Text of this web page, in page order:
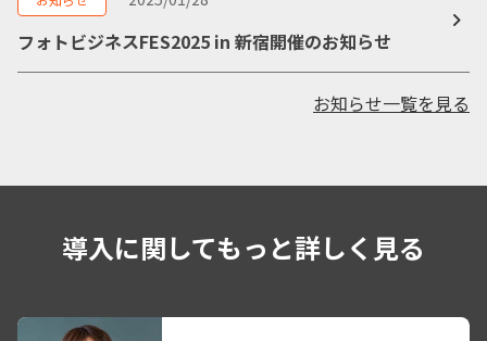
フォトビジネスFES2025 in 新宿開催のお知らせ
お知らせ一覧を見る
導入に関してもっと詳しく見る